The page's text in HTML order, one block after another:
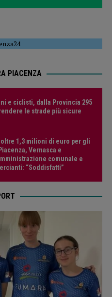
PIACENZA
e ciclisti, dalla Provincia 295
le strade più sicure
oltre 1,3 milioni di euro per gli
Vernasca e
comunale e
“Soddisfatti”